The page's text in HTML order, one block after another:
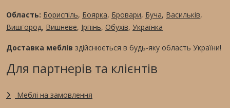
Область: Бориспіль, Боярка, Бровари, Буча, Васильків,
Вишгород, Вишневе, Ірпінь, Обухів, Українка
Доставка меблів здійснюється в будь-яку область України!
Для партнерів та клієнтів
Меблі на замовлення